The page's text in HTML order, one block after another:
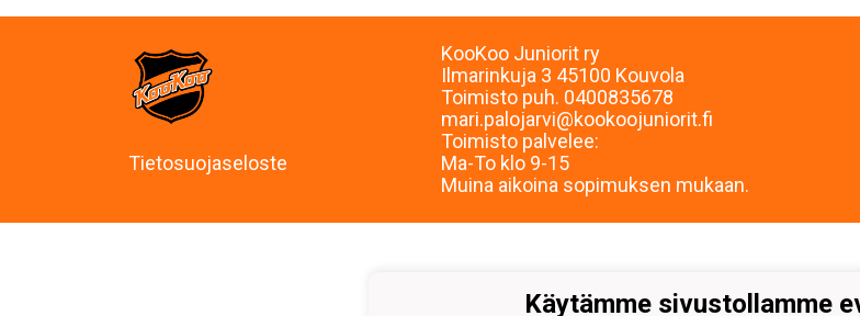
Tietosuojaseloste
KooKoo Juniorit ry
Ilmarinkuja 3 45100 Kouvola
Toimisto puh. 0400835678
mari.palojarvi@kookoojuniorit.fi
Toimisto palvelee:
Ma-To klo 9-15
Muina aikoina sopimuksen mukaan.
Käytämme sivustollamme